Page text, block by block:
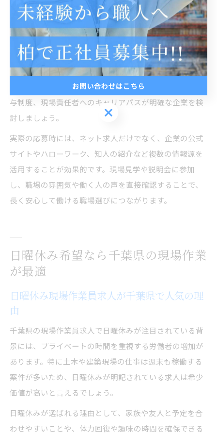
日制、給与水準、勤務地、福利厚生などを具体的に設定
することで、ミスマッチを防ぐことができます。
千葉県内の現場作業員求人は、未経験歓迎や学歴不問、
資格不要など幅広い募集があります。初心者の場合は、
研修制度や資格取得支援が充実している職場を選ぶと安
心です。経験者やスキルアップを目指す方は、昇給・賞
与制度、現場責任者へのキャリアパスが明確な企業を検
討しましょう。
実際の応募時には、ネット求人だけでなく、企業の公式
サイトやハローワーク、知人の紹介など複数の情報源を
活用することが効果的です。現場見学や説明会に参加
し、職場の雰囲気や働く人の声を直接確認することで、
長く安心して働ける職場選びにつながります。
日曜休み希望なら千葉県の現場作業
が最適
日曜休み現場作業員求人が千葉県で人気の理
由
千葉県の現場作業員求人で日曜休みが注目されている背
景には、プライベートの時間を重視する労働者の増加が
あります。特に土木や建築現場の仕事は週末も稼働する
案件が多いため、日曜休みが明記されている求人は希少
価値が高いと言えるでしょう。
日曜休みが選ばれる理由として、家族や友人と予定を合
わせやすいことや、体力回復や趣味の時間を確保できる
お問い合わせはこちら
お問い合わせはこちら